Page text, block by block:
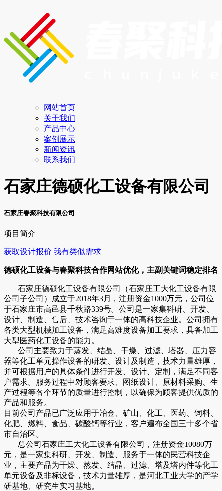
网站首页
关于我们
产品中心
案例展示
新闻资讯
联系我们
石家庄德硕化工设备有限公司
石家庄春聚科技有限公司
项目简介
获取设计报价 我有类似需求
德硕化工设备与春聚科技合作网站优化，主副关键词稳定排名
石家庄德硕化工设备有限公司（石家庄工大化工设备有限
公司子公司）成立于2018年3月，注册资金1000万元，公司位
于石家庄市高邑县千秋路339号。公司是一家集科研、开发、
设计、制造、售后、技术咨询于一体的高科技企业。公司拥有
各类大型机械加工设备，满足高难度设备加工要求，具备加工
大型医药化工设备的能力。
公司主要致力于蒸发、结晶、干燥、过滤、塔器、压力容
器等化工单元操作设备的研发、设计及制造，技术力量雄厚，
并可根据用户的具体条件进行开发、设计、定制，满足不同客
户需求。服务过程中对顾客要求、图纸设计、原材料采购、生
产过程等各个环节的质量进行控制，以确保为顾客提供优质的
产品和服务。
目前公司产品已广泛应用于冶金、矿山、化工、医药、饲料、
化肥、燃料、食品、碳酸钙等行业，客户遍布全国三十多个省
市自治区。
总公司石家庄工大化工设备有限公司，注册资金10080万
元，是一家集科研、开发、制造、服务于一体的民营科技企
业，主要产品为干燥、蒸发、结晶、过滤、塔及塔内件等化工
单元设备及非标设备，技术力量雄厚，是河北工业大学的产学
研基地、研究生实习基地。